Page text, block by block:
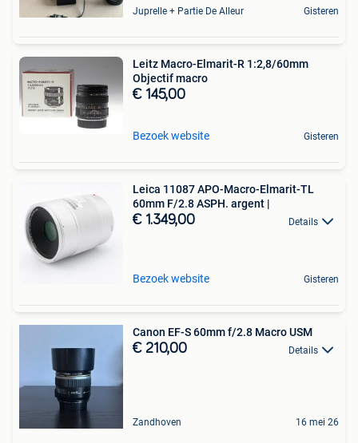
Juprelle + Partie De Alleur Gisteren
Leitz Macro-Elmarit-R 1:2,8/60mm
Objectif macro
€ 145,00
Bezoek website Gisteren
Leica 11087 APO-Macro-Elmarit-TL
60mm F/2.8 ASPH. argent |
€ 1.349,00 Details
Bezoek website Gisteren
Canon EF-S 60mm f/2.8 Macro USM
€ 210,00 Details
Zandhoven 16 mei 26